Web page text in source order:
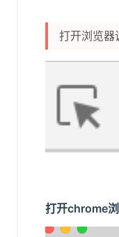
打开浏览
打开chrome